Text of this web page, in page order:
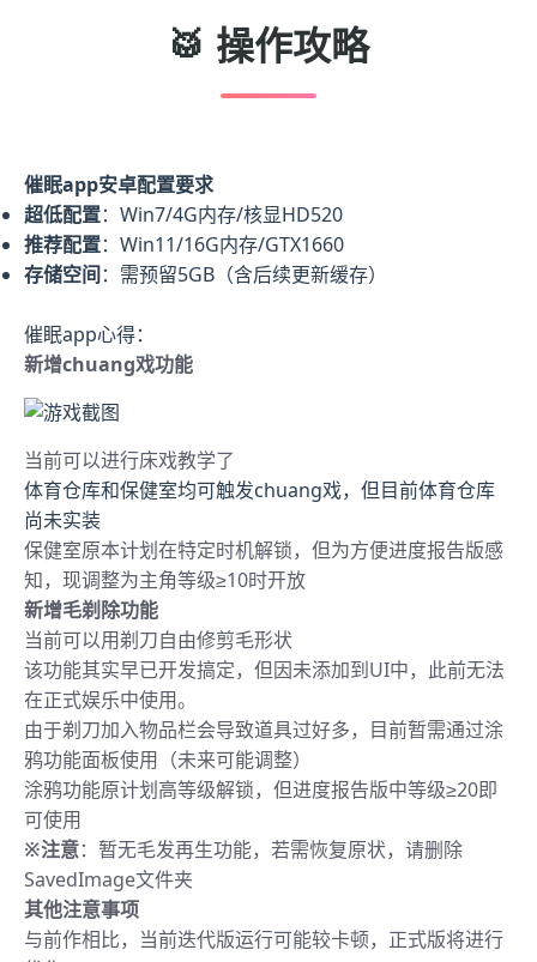
🥁 操作攻略
催眠app安卓配置要求
​超低配置​​：Win7/4G内存/核显HD520
​推荐配置​​：Win11/16G内存/GTX1660
​存储空间​​：需预留5GB（含后续更新缓存）
催眠app心得：
新增chuang戏功能
当前可以进行床戏教学了
体育仓库和保健室均可触发chuang戏，但目前体育仓库
尚未实装
保健室原本计划在特定时机解锁，但为方便进度报告版感
知，现调整为主角等级≥10时开放
新增毛剃除功能
当前可以用剃刀自由修剪毛形状
该功能其实早已开发搞定，但因未添加到UI中，此前无法
在正式娱乐中使用。
由于剃刀加入物品栏会导致道具过好多，目前暂需通过涂
鸦功能面板使用（未来可能调整）
涂鸦功能原计划高等级解锁，但进度报告版中等级≥20即
可使用
※注意：暂无毛发再生功能，若需恢复原状，请删除
SavedImage文件夹
其他注意事项
与前作相比，当前迭代版运行可能较卡顿，正式版将进行